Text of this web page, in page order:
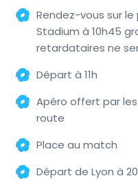
Rendez-vous sur le
Stadium à 10h45
retardataires ne
Départ à 11h
Apéro offert par les
route
Place au match
Départ de Lyon à